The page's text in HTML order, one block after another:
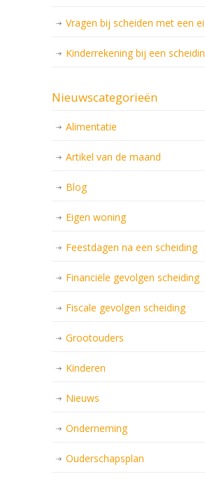
Vragen bij scheiden met een
Kinderrekening bij een
Nieuwscategorieën
Alimentatie
Artikel van de maand
Blog
Eigen woning
Feestdagen na een scheiding
Financiële gevolgen scheiding
Fiscale gevolgen scheiding
Grootouders
Kinderen
Nieuws
Onderneming
Ouderschapsplan